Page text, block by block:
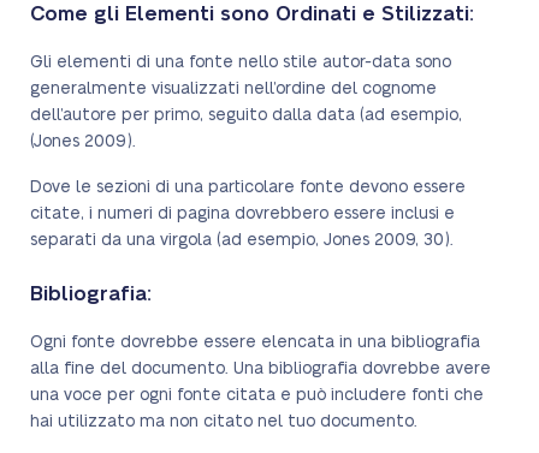
Come gli Elementi sono Ordinati e Stilizzati:
Gli elementi di una fonte nello stile autor-data sono
generalmente visualizzati nell’ordine del cognome
dell’autore per primo, seguito dalla data (ad esempio,
(Jones 2009).
Dove le sezioni di una particolare fonte devono essere
citate, i numeri di pagina dovrebbero essere inclusi e
separati da una virgola (ad esempio, Jones 2009, 30).
Bibliografia:
Ogni fonte dovrebbe essere elencata in una bibliografia
alla fine del documento. Una bibliografia dovrebbe avere
una voce per ogni fonte citata e può includere fonti che
hai utilizzato ma non citato nel tuo documento.